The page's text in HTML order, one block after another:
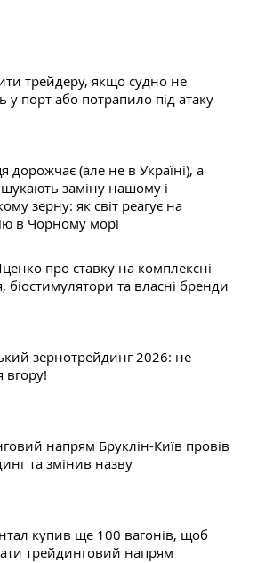
трейдеру, якщо судно не
у порт або потрапило під атаку
дорожчає (але не в Україні), а
шукають заміну нашому і
зерну: як світ реагує на
в Чорному морі
про ставку на комплексні
біостимулятори та власні бренди
зернотрейдинг 2026: не
вгору!
напрям Бруклін-Київ провів
та змінив назву
купив ще 100 вагонів, щоб
трейдинговий напрям